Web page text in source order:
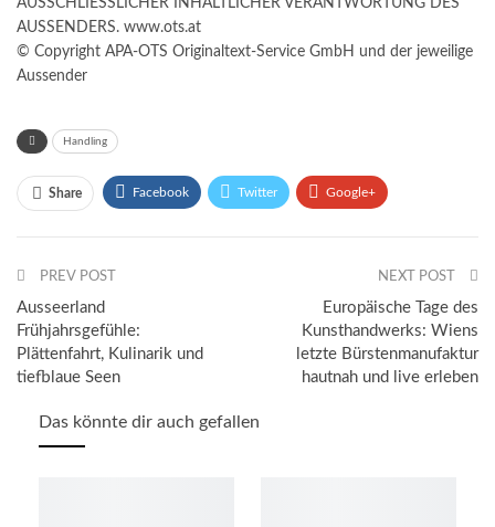
AUSSCHLIESSLICHER INHALTLICHER VERANTWORTUNG DES
AUSSENDERS. www.ots.at
© Copyright APA-OTS Originaltext-Service GmbH und der jeweilige
Aussender
Handling
Share Facebook Twitter Google+
Email
PREV POST
Ausseerland
Frühjahrsgefühle:
Plättenfahrt, Kulinarik und
tiefblaue Seen
NEXT POST
Europäische Tage des
Kunsthandwerks: Wiens
letzte Bürstenmanufaktur
hautnah und live erleben
Das könnte dir auch gefallen